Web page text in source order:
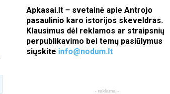
Apkasai.lt – svetainė apie Antrojo
pasaulinio karo istorijos skeveldras.
Klausimus dėl reklamos ar straipsnių
perpublikavimo bei temų pasiūlymus
siųskite info@nodum.lt
- reklama -